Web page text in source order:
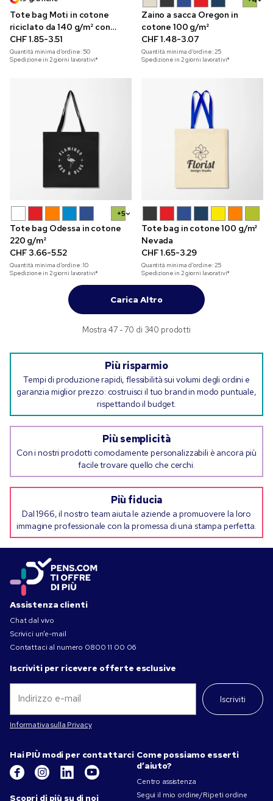
Tote bag Moti in cotone
riciclato da 140 g/m² con
stampa a colori
CHF 1.85-3.51
Quantità minima d'ordine: 50
Spedizione in 2 giorni lavorativi*
Zaino a sacca Oregon in
cotone 100 g/m²
CHF 1.48-3.07
Quantità minima d'ordine:25
Spedizione in 2 giorni lavorativi*
+5
Tote bag Odessa in cotone
220 g/m²
CHF 3.66-5.52
Quantità minima d'ordine:10
Spedizione in 2 giorni lavorativi*
Tote bag in cotone 100 g/m²
Nevada
CHF 1.65-3.29
Quantità minima d'ordine:25
Spedizione in 2 giorni lavorativi*
Carica Altro
Mostra 47 - 70 di 340 prodotti
Più risparmio
Tempi di produzione rapidi, flessibilità sui volumi degli ordini e
garanzia miglior prezzo: costruisci il tuo brand in modo puntuale,
rispettando il budget.
Più semplicità
Con i nostri prodotti comodamente personalizzabili è ancora più
facile trovare quello che cerchi.
Più fiducia
Dal 1966, il nostro team aiuta le aziende a promuovere la loro
immagine professionale con la promessa di una stampa perfetta.
Assistenza clienti
Chat dal vivo
Scrivici un’e-mail
Contattaci al numero 0800 11 00 06
Iscriviti per ricevere offerte esclusive
Iscriviti
Informativa sulla Privacy
Hai PIÙ modi per contattarci
Scopri di più su di noi
Come possiamo esserti
d’aiuto?
Centro assistenza
Segui il mio ordine/Ripeti ordine